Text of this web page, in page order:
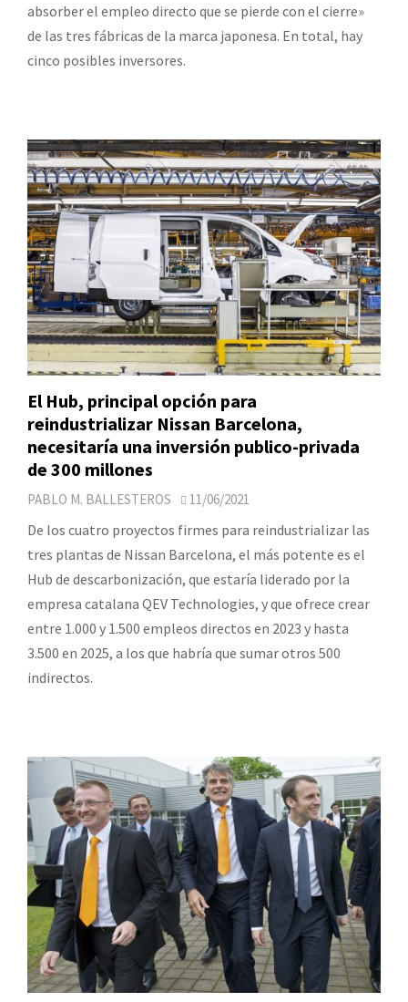
absorber el empleo directo que se pierde con el cierre»
de las tres fábricas de la marca japonesa. En total, hay
cinco posibles inversores.
El Hub, principal opción para
reindustrializar Nissan Barcelona,
necesitaría una inversión publico-privada
de 300 millones
PABLO M. BALLESTEROS 11/06/2021
De los cuatro proyectos firmes para reindustrializar las
tres plantas de Nissan Barcelona, el más potente es el
Hub de descarbonización, que estaría liderado por la
empresa catalana QEV Technologies, y que ofrece crear
entre 1.000 y 1.500 empleos directos en 2023 y hasta
3.500 en 2025, a los que habría que sumar otros 500
indirectos.